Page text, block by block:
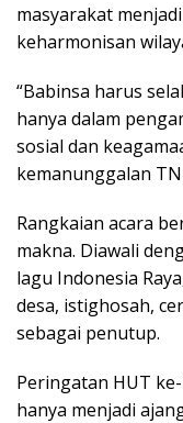
masyarakat
keharmonisan
“Babinsa harus
hanya dalam
sosial dan
kemanunggalan
Rangkaian acara
makna. Diawali
lagu Indonesia
desa, istighosah,
sebagai penutup.
Peringatan HUT
hanya menjadi